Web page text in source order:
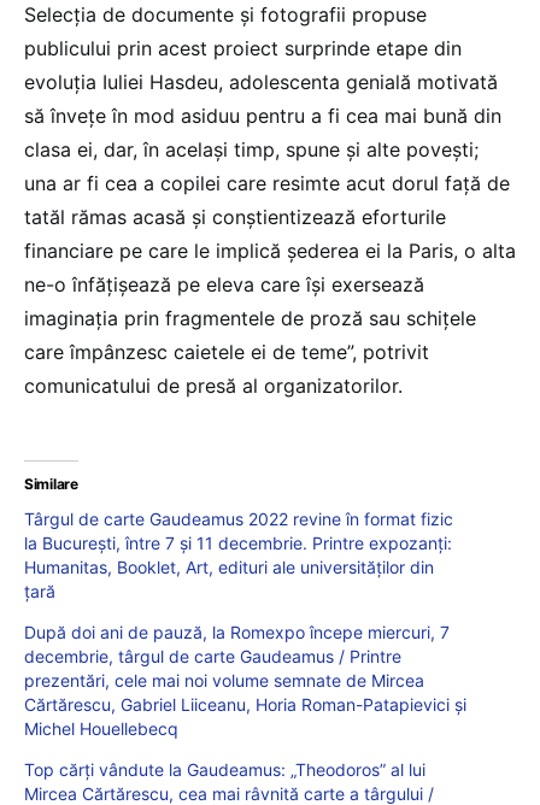
Selecția de documente și fotografii propuse
publicului prin acest proiect surprinde etape din
evoluția Iuliei Hasdeu, adolescenta genială motivată
să învețe în mod asiduu pentru a fi cea mai bună din
clasa ei, dar, în același timp, spune și alte povești;
una ar fi cea a copilei care resimte acut dorul față de
tatăl rămas acasă și conștientizează eforturile
financiare pe care le implică șederea ei la Paris, o alta
ne-o înfățișează pe eleva care își exersează
imaginația prin fragmentele de proză sau schițele
care împânzesc caietele ei de teme”, potrivit
comunicatului de presă al organizatorilor.
Similare
Târgul de carte Gaudeamus 2022 revine în format fizic
la București, între 7 și 11 decembrie. Printre expozanți:
Humanitas, Booklet, Art, edituri ale universităților din
țară
După doi ani de pauză, la Romexpo începe miercuri, 7
decembrie, târgul de carte Gaudeamus / Printre
prezentări, cele mai noi volume semnate de Mircea
Cărtărescu, Gabriel Liiceanu, Horia Roman-Patapievici și
Michel Houellebecq
Top cărți vândute la Gaudeamus: „Theodoros” al lui
Mircea Cărtărescu, cea mai râvnită carte a târgului /